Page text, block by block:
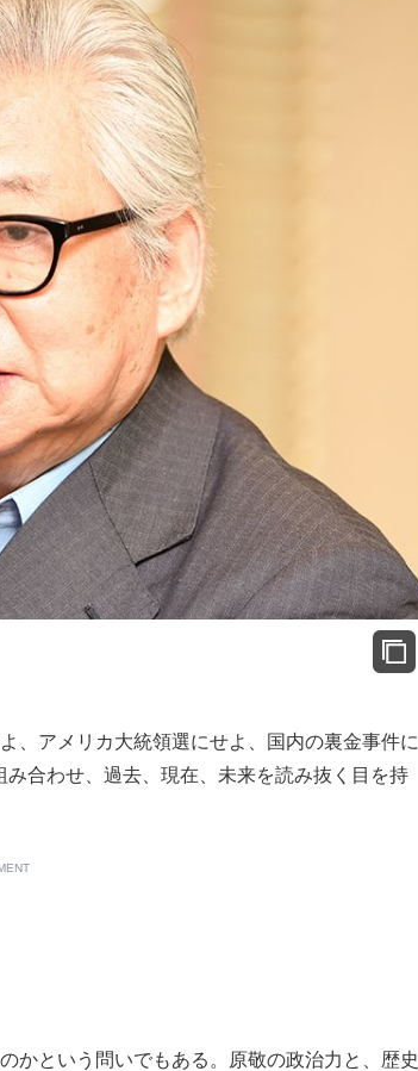
、アメリカ大統領選にせよ、国内の裏金事件に
合わせ、過去、現在、未来を読み抜く目を持
かという問いでもある。原敬の政治力と、歴史